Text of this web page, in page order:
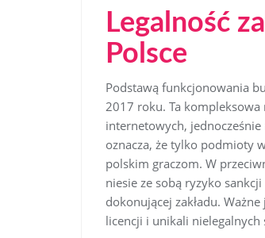
Legalność
Polsce
Podstawą funkcjonowania
2017 roku. Ta kompleksowa
internetowych,
oznacza, że tylko podmioty
polskim graczom. W
niesie ze sobą ryzyko
dokonującej zakładu.
licencji i unikali nielegalnych